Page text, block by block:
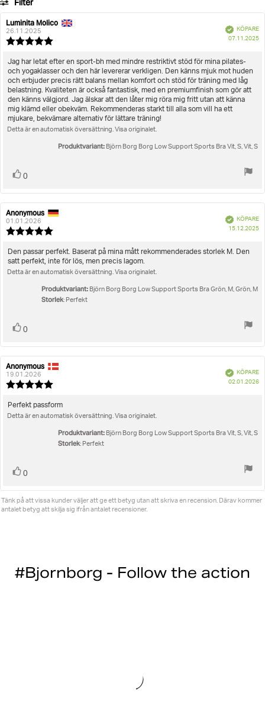
Filter
Recensionsförfattare:
Luminita Molico
26.11.2025
utav
5
stjärnor
BekräftadKÖPARE
07.11.2025
Recensionstext:
Jag har letat efter en sport-bh med mindre restriktivt stöd för mina pilates-
och yogaklasser och den här levererar verkligen. Den känns mjuk mot huden
och erbjuder precis rätt balans mellan komfort och stöd för träning med låg
belastning. Kvaliteten är också fantastisk, med en premiumfinish som gör att
den känns välgjord. Jag älskar att den låter mig röra mig fritt utan att känna
mig klämd eller obekväm. Rekommenderas starkt till alla som vill ha ett
mjukare, bekvämare alternativ för lättare träning!
Detta är en automatisk översättning. Visa originalet.
Produktvariant: Björn Borg Borg Low Support Sports Bra Vit, S, Vit, S
Rösta
0
Recensionsförfattare:
Anonymous
01.01.2026
utav
5
stjärnor
BekräftadKÖPARE
15.12.2025
Recensionstext:
Den passar perfekt. Baserat på mina mått rekommenderades storlek M. Den
satt perfekt, inte för lös, men precis lagom.
Detta är en automatisk översättning. Visa originalet.
Produktvariant: Björn Borg Borg Low Support Sports Bra Grön, M, Grön, M
Storlek: Perfekt
Rösta
0
Recensionsförfattare:
Anonymous
19.01.2026
utav
BekräftadKÖPARE
02.01.2026
Recensionstext:
Perfekt passform
Detta är en automatisk översättning. Visa originalet.
Produktvariant: Björn Borg Borg Low Support Sports Bra Vit, S, Vit, S
Storlek: Perfekt
Rösta
0
Tänk på att vissa kunder väljer att ge ett betyg utan att skriva en recension. Därav kommer
antalet betyg att skilja sig ifrån antalet recensioner.
#Bjornborg - Follow the action